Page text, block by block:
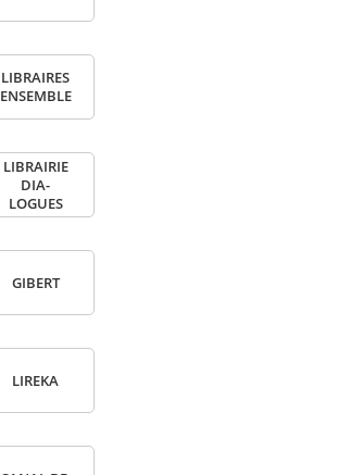
LIBRAIRES
ENSEMBLE
LIBRAI­RIE
DIA­
LOGUES
GIBERT
LIREKA